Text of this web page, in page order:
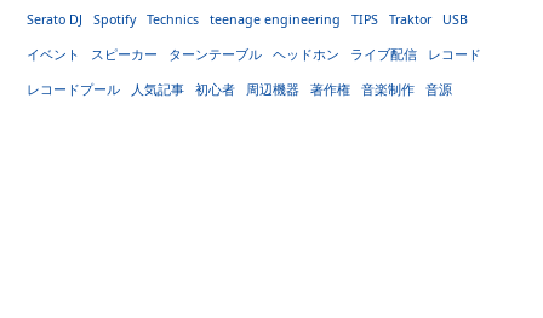
Serato DJ Spotify Technics teenage engineering TIPS Traktor USB
イベント スピーカー ターンテーブル ヘッドホン ライブ配信 レコード
レコードプール 人気記事 初心者 周辺機器 著作権 音楽制作 音源